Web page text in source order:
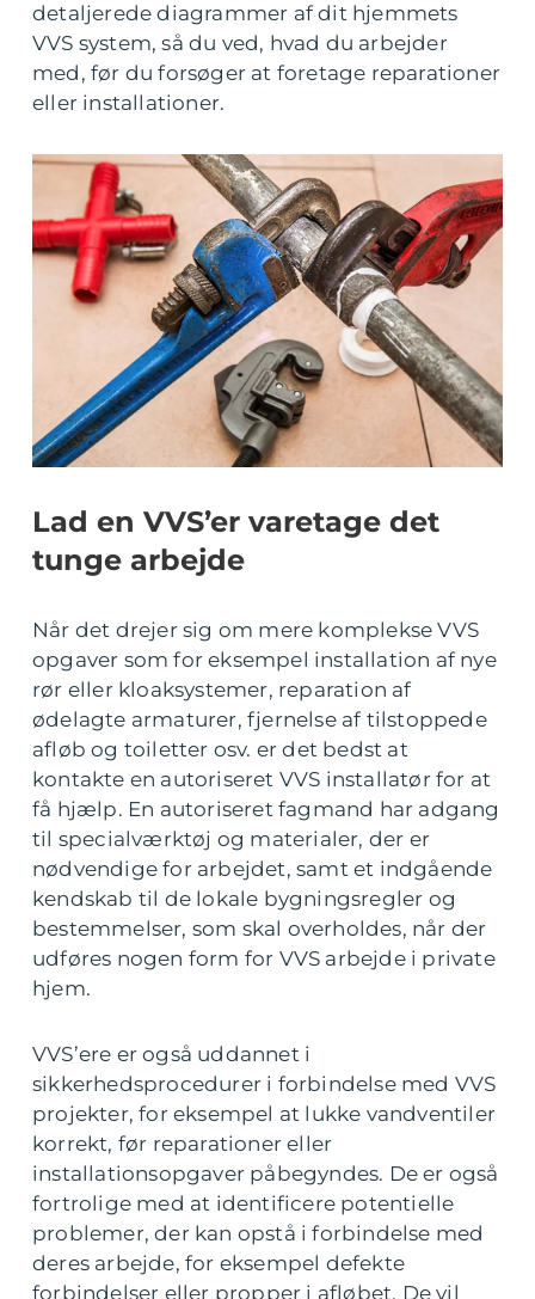
detaljerede diagrammer af dit hjemmets
VVS system, så du ved, hvad du arbejder
med, før du forsøger at foretage reparationer
eller installationer.
Lad en VVS’er varetage det
tunge arbejde
Når det drejer sig om mere komplekse VVS
opgaver som for eksempel installation af nye
rør eller kloaksystemer, reparation af
ødelagte armaturer, fjernelse af tilstoppede
afløb og toiletter osv. er det bedst at
kontakte en autoriseret VVS installatør for at
få hjælp. En autoriseret fagmand har adgang
til specialværktøj og materialer, der er
nødvendige for arbejdet, samt et indgående
kendskab til de lokale bygningsregler og
bestemmelser, som skal overholdes, når der
udføres nogen form for VVS arbejde i private
hjem.
VVS’ere er også uddannet i
sikkerhedsprocedurer i forbindelse med VVS
projekter, for eksempel at lukke vandventiler
korrekt, før reparationer eller
installationsopgaver påbegyndes. De er også
fortrolige med at identificere potentielle
problemer, der kan opstå i forbindelse med
deres arbejde, for eksempel defekte
forbindelser eller propper i afløbet. De vil